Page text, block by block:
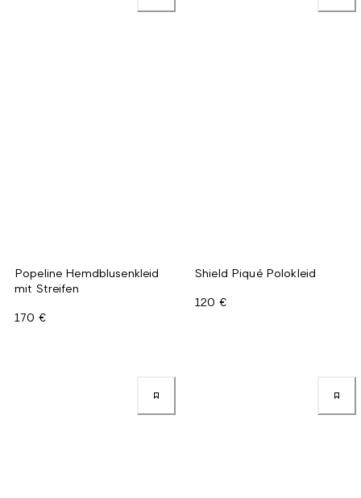
Popeline Hemdblusenkleid
mit Streifen
170 €
Shield Piqué Polokleid
120 €